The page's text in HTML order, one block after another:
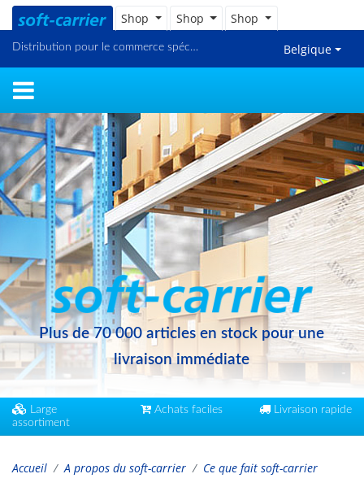
Shop Shop Shop
Distribution pour le commerce spécialisé et en ligne Belgique
Plus de 70 000 articles en stock pour une
livraison immédiate
Large
assortiment
Achats faciles Livraison rapide
Accueil A propos du soft-carrier Ce que fait soft-carrier